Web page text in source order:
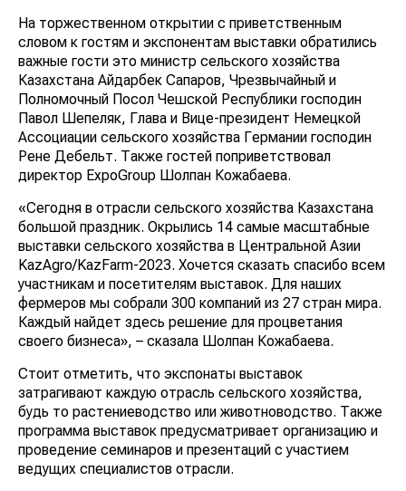
На торжественном открытии с приветственным
словом к гостям и экспонентам выставки обратились
важные гости это министр сельского хозяйства
Казахстана Айдарбек Сапаров, Чрезвычайный и
Полномочный Посол Чешской Республики господин
Павол Шепеляк, Глава и Вице-президент Немецкой
Ассоциации сельского хозяйства Германии господин
Рене Дебельт. Также гостей поприветствовал
директор ExpoGroup Шолпан Кожабаева.
«Сегодня в отрасли сельского хозяйства Казахстана
большой праздник. Окрылись 14 самые масштабные
выставки сельского хозяйства в Центральной Азии
KazAgro/KazFarm-2023. Хочется сказать спасибо всем
участникам и посетителям выставок. Для наших
фермеров мы собрали 300 компаний из 27 стран мира.
Каждый найдет здесь решение для процветания
своего бизнеса», – сказала Шолпан Кожабаева.
Стоит отметить, что экспонаты выставок
затрагивают каждую отрасль сельского хозяйства,
будь то растениеводство или животноводство. Также
программа выставок предусматривает организацию и
проведение семинаров и презентаций с участием
ведущих специалистов отрасли.